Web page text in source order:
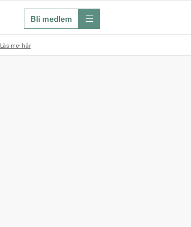
Bli medlem meny
Läs mer här